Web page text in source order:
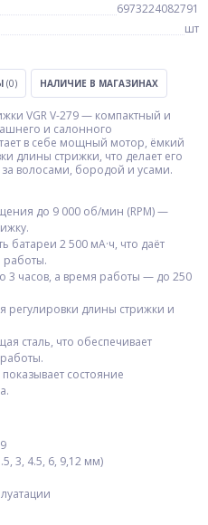
6973224082791
шт
(0) НАЛИЧИЕ В МАГАЗИНАХ
VGR V-279 — компактный и
и салонного
в себе мощный мотор, ёмкий
длины стрижки, что делает его
волосами, бородой и усами.
до 9 000 об/мин (RPM) —
батареи 2 500 мА·ч, что даёт
работы.
часов, а время работы — до 250
регулировки длины стрижки и
сталь, что обеспечивает
состояние
3, 4.5, 6, 9,12 мм)